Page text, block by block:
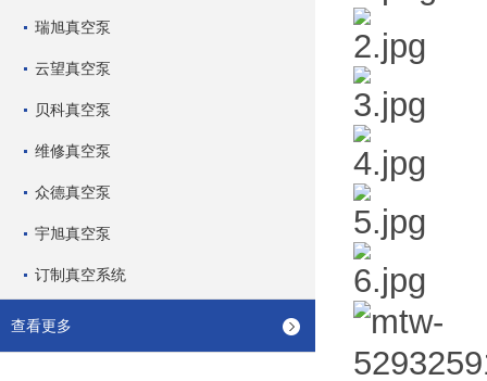
瑞旭真空泵
云望真空泵
贝科真空泵
维修真空泵
众德真空泵
宇旭真空泵
订制真空系统
查看更多